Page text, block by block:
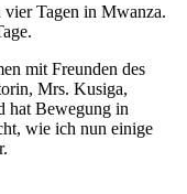
Tagen in Mwanza.
mit Freunden des
Mrs. Kusiga,
hat Bewegung in
wie ich nun einige